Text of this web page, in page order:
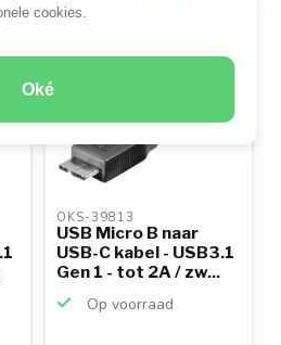
cookies.
Oké
OKS-39813
USB Micro B naar
USB-C kabel - USB3.1
Gen 1 - tot 2A / zw...
Op voorraad